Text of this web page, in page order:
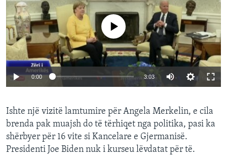
No media source currently available
0:00 3:03
Ishte një vizitë lamtumire për Angela Merkelin, e cila
brenda pak muajsh do të tërhiqet nga politika, pasi ka
shërbyer për 16 vite si Kancelare e Gjermanisë.
Presidenti Joe Biden nuk i kurseu lëvdatat për të.